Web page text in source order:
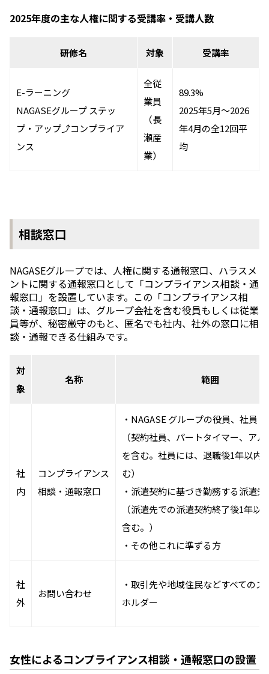
2025年度の主な人権に関する受講率・受講人数
研修名 対象 受講率
E-ラーニング
NAGASEグループ ステッ
プ・アップ⤴コンプライア
ンス
全従
業員
（長
瀬産
業）
89.3%
2025年5月～2026
年4月の全12回平
均
相談窓口
NAGASEグル―プでは、⼈権に関する通報窓⼝、ハラスメ
ントに関する通報窓⼝として「コンプライアンス相談・通
報窓口」を設置しています。この「コンプライアンス相
談・通報窓口」は、グループ会社を含む役員もしくは従業
員等が、秘密厳守のもと、匿名でも社内、社外の窓口に相
談・通報できる仕組みです。
対
象
名称 範囲
社
内
コンプライアンス
相談・通報窓口
・NAGASE グループの役員、社員
（契約社員、パートタイマー、ア
を含む。社員には、退職後1年以内
む）
・派遣契約に基づき勤務する派遣労
（派遣先での派遣契約終了後1年以
含む。）
・その他これに準ずる方
社
外
お問い合わせ
・取引先や地域住民などすべてのス
ホルダー
女性によるコンプライアンス相談・通報窓口の設置